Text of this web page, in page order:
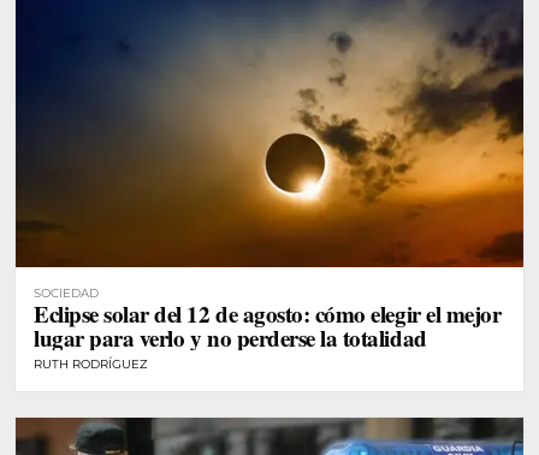
SOCIEDAD
Eclipse solar del 12 de agosto: cómo elegir el mejor
lugar para verlo y no perderse la totalidad
RUTH RODRÍGUEZ